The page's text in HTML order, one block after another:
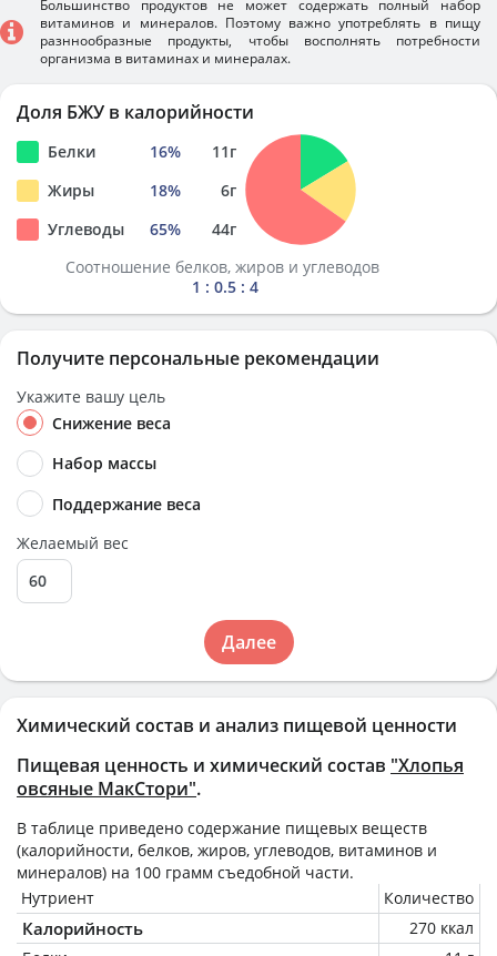
Химический состав и анализ пищевой ценности
Пищевая ценность и химический состав "Хлопья
овсяные МакСтори".
В таблице приведено содержание пищевых веществ
(калорийности, белков, жиров, углеводов, витаминов и
минералов) на 100 грамм съедобной части.
Нутриент
Количество
Калорийность
270 ккал
Большинство продуктов не может содержать полный набор
витаминов и минералов. Поэтому важно употреблять в пищу
разннообразные продукты, чтобы восполнять потребности
организма в витаминах и минералах.
Доля БЖУ в калорийности
Белки 16% 11г
Жиры
18% 6г
Углеводы
65% 44г
Соотношение белков, жиров и углеводов
1 : 0.5 : 4
Получите персональные рекомендации
Укажите вашу цель
Снижение веса
Набор массы
Поддержание веса
Желаемый вес
Далее